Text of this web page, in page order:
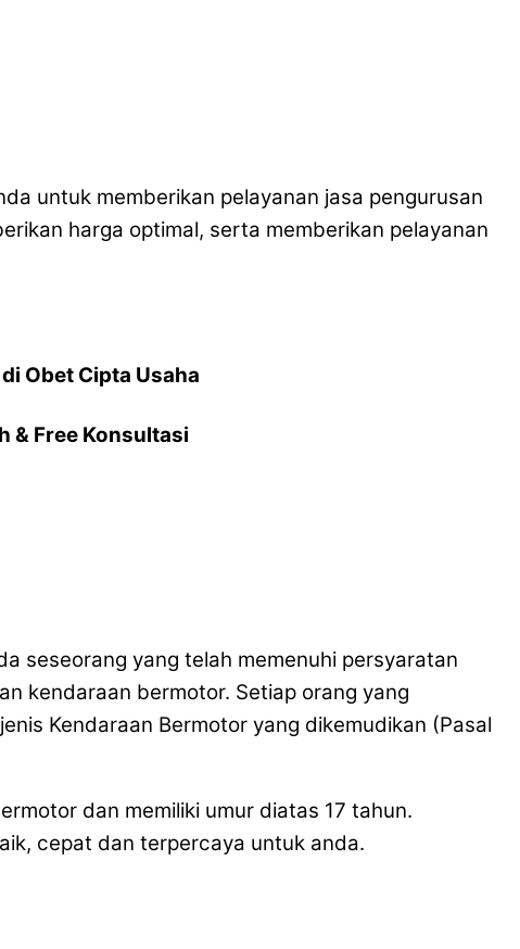
untuk memberikan pelayanan jasa pengurusan
harga optimal, serta memberikan pelayanan
Obet Cipta Usaha
& Free Konsultasi
seseorang yang telah memenuhi persyaratan
kendaraan bermotor. Setiap orang yang
Kendaraan Bermotor yang dikemudikan (Pasal
dan memiliki umur diatas 17 tahun.
cepat dan terpercaya untuk anda.